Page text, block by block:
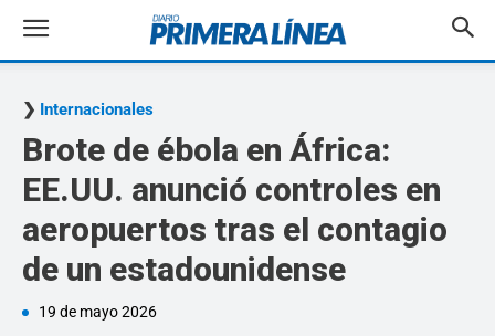
Internacionales
Brote de ébola en África:
EE.UU. anunció controles en
aeropuertos tras el contagio
de un estadounidense
19 de mayo 2026